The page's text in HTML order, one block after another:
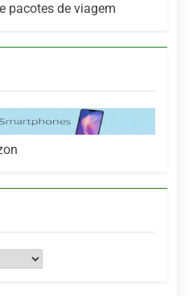
pacotes de viagem